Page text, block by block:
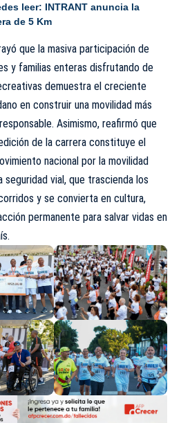
leer: INTRANT anuncia la
de 5 Km
que la masiva participación de
y familias enteras disfrutando de
demuestra el creciente
en construir una movilidad más
Asimismo, reafirmó que
de la carrera constituye el
nacional por la movilidad
seguridad vial, que trascienda los
y se convierta en cultura,
permanente para salvar vidas en